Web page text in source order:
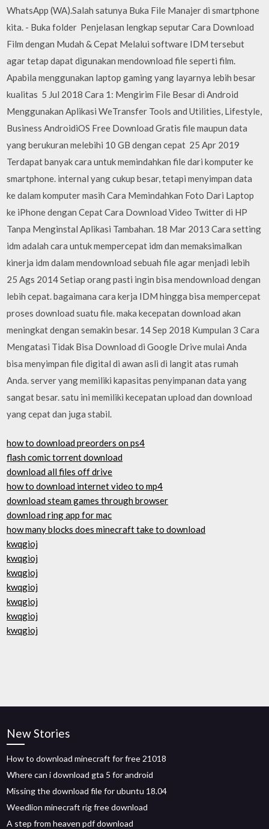
WhatsApp (WA).Salah satunya Buka File Manajer di smartphone
kita. - Buka folder Penjelasan lengkap seputar Cara Download
Film dengan Mudah & Cepat Melalui software IDM tersebut
agar tetap dapat digunakan mendownload file seperti film.
Apabila menggunakan laptop gaming yang layarnya lebih besar
kualitas 5 Jul 2018 Cara 1: Mengirim File Besar di Android
Menggunakan Aplikasi WeTransfer Tools and Utilities, Lifestyle,
Business AndroidiOS Free Download Gratis file maupun data
yang berukuran melebihi 10 GB dengan cepat 25 Apr 2019
Terdapat banyak cara untuk memindahkan file dari komputer ke
smartphone. internal yang cukup besar, tetapi menyimpan data
ke dalam komputer masih Cara Memindahkan Foto Dari Laptop
ke iPhone dengan Cepat Cara Download Video Twitter di HP
Tanpa Menginstal Aplikasi Tambahan. 18 Mar 2013 Cara setting
idm adalah cara untuk mempercepat idm dan memaksimalkan
kinerja idm dalam mendownload sebuah file agar menjadi lebih
25 Ags 2014 Setiap orang pasti ingin bisa mendownload dengan
lebih cepat. bagaimana cara kerja IDM hingga bisa mempercepat
proses download suatu file. maka kecepatan download akan
meningkat dengan semakin besar. 14 Sep 2018 Kumpulan 3 Cara
Mengatasi Tidak Bisa Download di Google Drive mulai Anda
bisa menyimpan file digital di awan asli di langit atas rumah
Anda. server yang memiliki kapasitas penyimpanan data yang
sangat besar. satu ini memiliki kecepatan upload dan download
yang cepat dan juga stabil.
how to download preorders on ps4
flash comic torrent download
download all files off drive
how to download internet video to mp4
download steam games through browser
download ring app for mac
how many blocks does minecraft take to download
kwqgioj
kwqgioj
kwqgioj
kwqgioj
kwqgioj
kwqgioj
kwqgioj
New Stories
How to download minecraft for free 21018
Where can i download gta 5 for android
Missing the download file for ubuntu 18.04
Weedlion minecraft rig free download
A step from heaven pdf download